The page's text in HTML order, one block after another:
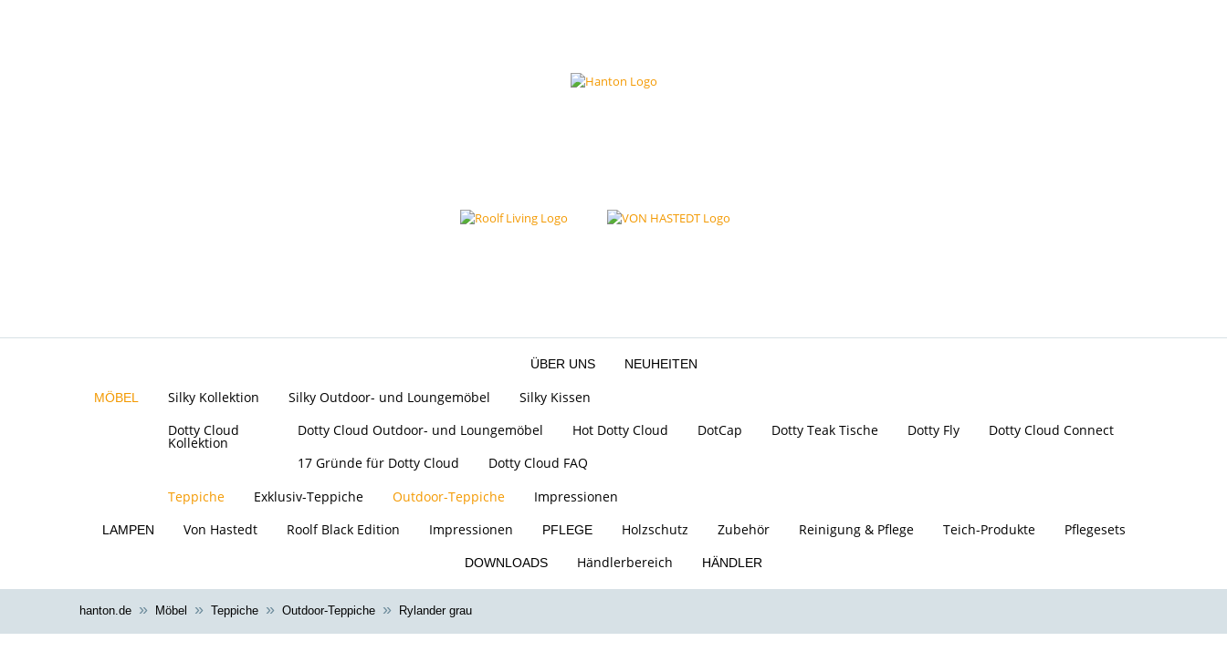
ÜBER UNS NEUHEITEN
MÖBEL Silky Kollektion Silky Outdoor- und Loungemöbel
Silky Kissen
Dotty Cloud
Kollektion
Dotty Cloud Outdoor- und Loungemöbel Hot Dotty Cloud DotCap Dotty Teak Tische Dotty Fly
Dotty Cloud Connect
17 Gründe für Dotty Cloud
Dotty Cloud FAQ
Teppiche
Exklusiv-Teppiche Outdoor-Teppiche Impressionen
LAMPEN Von Hastedt Roolf Black Edition Impressionen PFLEGE Holzschutz Zubehör Reinigung & Pflege Teich-Produkte Pflegesets
DOWNLOADS Händlerbereich HÄNDLER
hanton.de Möbel Teppiche Outdoor-Teppiche Rylander grau